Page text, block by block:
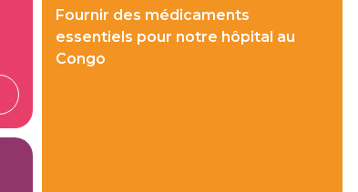
Fournir des médicaments
essentiels pour notre hôpital au
Congo